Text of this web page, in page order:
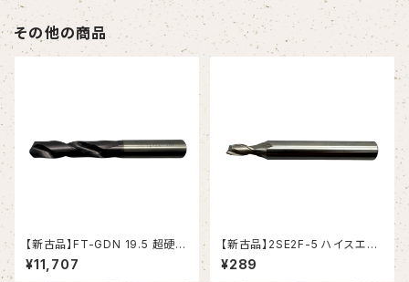
その他の商品
【新古品】FT-GDN 19.5 超硬ド
リル (OSG)
¥11,707
【新古品】2SE2F-5 ハイスエン
ドミル (YG-1)
¥289